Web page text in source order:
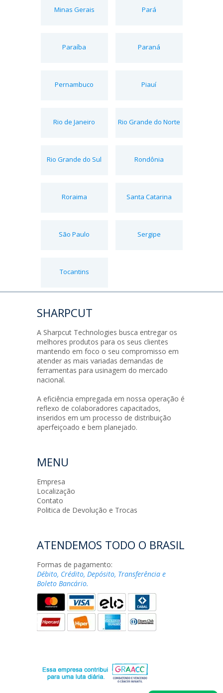
Minas Gerais Pará
Paraíba Paraná
Pernambuco Piauí
Rio de Janeiro Rio Grande do Norte
Rio Grande do Sul Rondônia
Roraima Santa Catarina
São Paulo Sergipe
Tocantins
SHARPCUT
A Sharpcut Technologies busca entregar os
melhores produtos para os seus clientes
mantendo em foco o seu compromisso em
atender as mais variadas demandas de
ferramentas para usinagem do mercado
nacional.
A eficiência empregada em nossa operação é
reflexo de colaboradores capacitados,
inseridos em um processo de distribuição
aperfeiçoado e bem planejado.
MENU
Empresa
Localização
Contato
Politica de Devolução e Trocas
ATENDEMOS TODO O BRASIL
Formas de pagamento:
Débito, Crédito, Depósito, Transferência e
Boleto Bancário.